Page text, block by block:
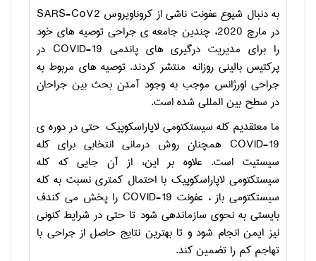
به دنبال شیوع عفونت ناشی از کروناویروس SARS-CoV2
در مارچ 2020، چندین جامعه ی جراحی توصیه های خود
را برای مدیریت درگیری های پاندمی COVID-19 در
پرکتیس بالینی روزانه منتشر کردند. توصیه های مربوط به
جراحی اورژانس موجب به وجود آمدن بحث بین جراحان
در سطح بین المللی شده است.
ما معتقدیم کله سیستکتومی لاپاراسکوپیک حتی در دوره ی
COVID-19 همچنان روش درمانی انتخابی برای کله
سیستیت است. علاوه بر این، از آن جایی که کله
سیستکتومی لاپاراسکوپیک با احتمال کمتری نسبت به کله
سیستکتومی باز ، عفونت COVID-19 را پخش می کندف
بایستی به نحوی سازماندهی شود تا حتی در شرایط کنونی
نیز ایمن انجام شود و تا بهترین نتایج حاصل از جراحی با
تهاجم کم را تضمین کند.